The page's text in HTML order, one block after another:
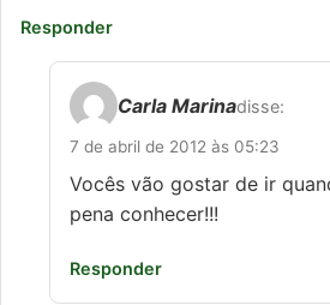
Responder
Carla Marinadisse:
7 de abril de 2012 às 05:23
Vocês vão gostar de ir
pena conhecer!!!
Responder